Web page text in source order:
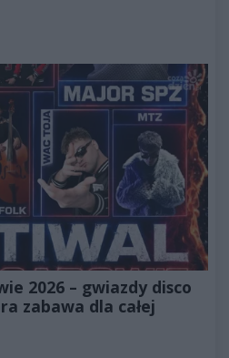
2026 – gwiazdy disco
zabawa dla całej